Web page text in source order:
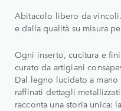
Abitacolo libero da
e dalla qualità su misura
Ogni inserto, cucitura e
curato da artigiani
Dal legno lucidato a
raffinati dettagli
racconta una storia unica: